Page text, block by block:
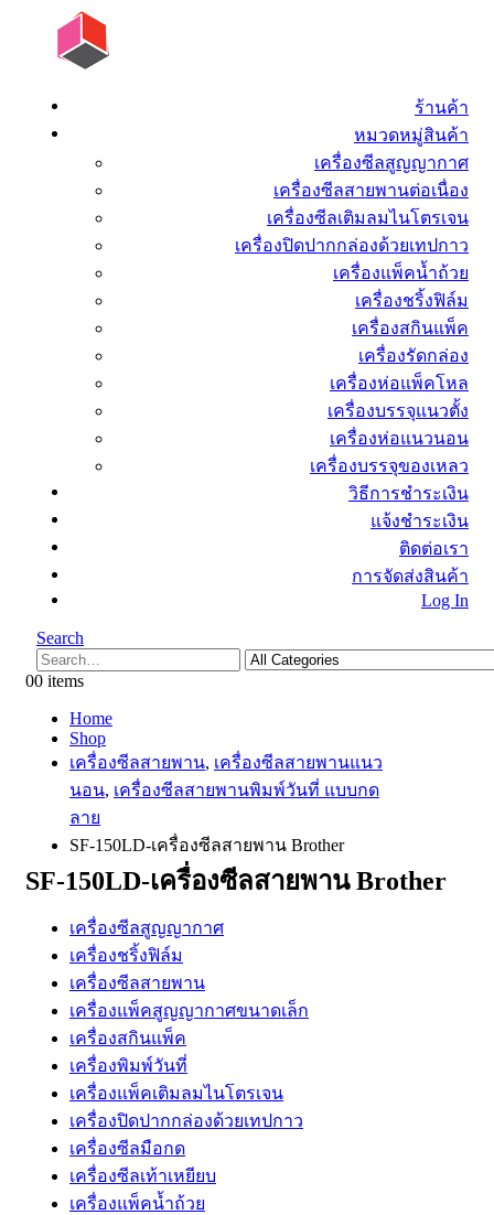
ร้านค้า
หมวดหมู่สินค้า
เครื่องซีลสูญญากาศ
เครื่องซีลสายพานต่อเนื่อง
เครื่องซีลเติมลมไนโตรเจน
เครื่องปิดปากกล่องด้วยเทปกาว
เครื่องแพ็คน้ำถ้วย
เครื่องชริ้งฟิล์ม
เครื่องสกินแพ็ค
เครื่องรัดกล่อง
เครื่องห่อแพ็คโหล
เครื่องบรรจุแนวตั้ง
เครื่องห่อแนวนอน
เครื่องบรรจุของเหลว
วิธีการชำระเงิน
แจ้งชำระเงิน
ติดต่อเรา
การจัดส่งสินค้า
Log In
Search
00 items
Home
Shop
เครื่องซีลสายพาน, เครื่องซีลสายพานแนว
นอน, เครื่องซีลสายพานพิมพ์วันที่ แบบกด
ลาย
SF-150LD-เครื่องซีลสายพาน Brother
SF-150LD-เครื่องซีลสายพาน Brother
เครื่องซีลสูญญากาศ
เครื่องชริ้งฟิล์ม
เครื่องซีลสายพาน
เครื่องแพ็คสูญญากาศขนาดเล็ก
เครื่องสกินแพ็ค
เครื่องพิมพ์วันที่
เครื่องแพ็คเติมลมไนโตรเจน
เครื่องปิดปากกล่องด้วยเทปกาว
เครื่องซีลมือกด
เครื่องซีลเท้าเหยียบ
เครื่องแพ็คน้ำถ้วย